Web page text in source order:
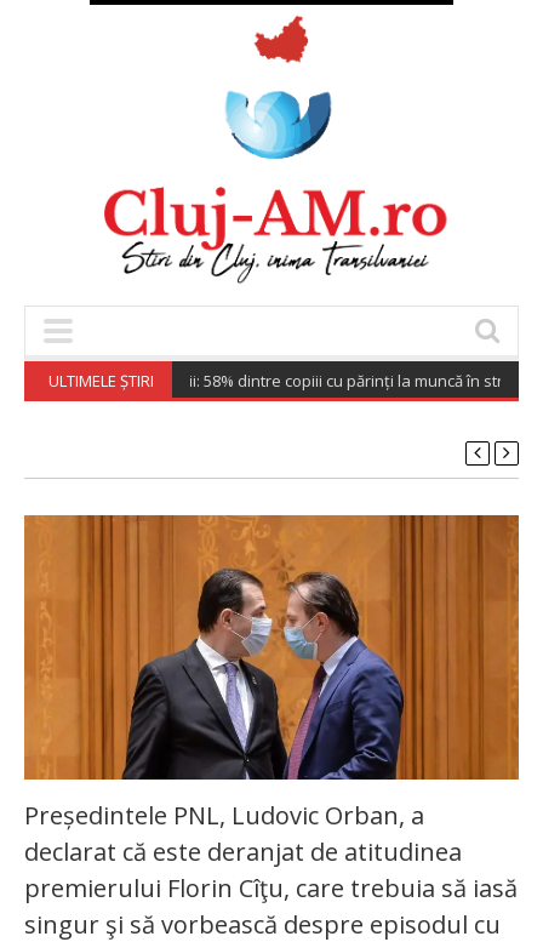
ULTIMELE ȘTIRI
Sondaj Salvați Copiii: 58% dintre copiii cu părinți la muncă în străinătate
Președintele PNL, Ludovic Orban, a
declarat că este deranjat de atitudinea
premierului Florin Cîţu, care trebuia să iasă
singur şi să vorbească despre episodul cu